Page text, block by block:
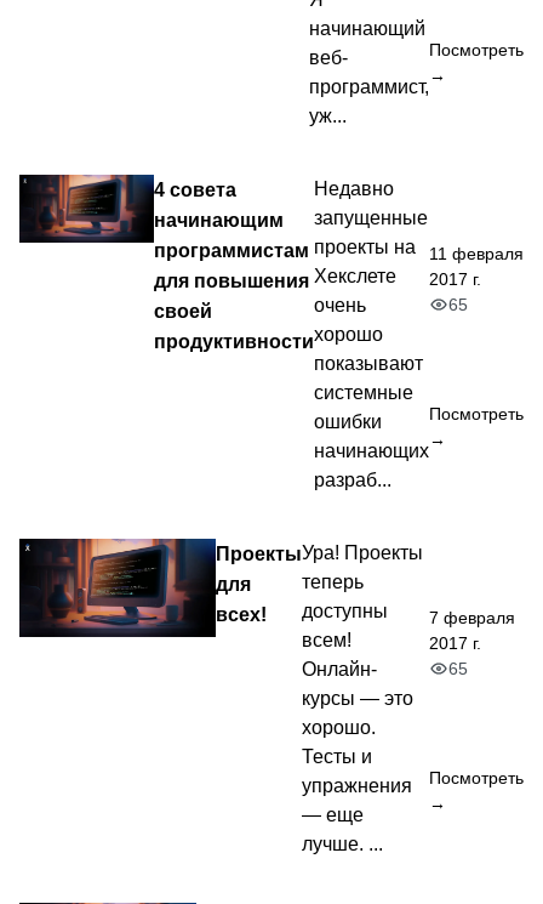
начинающий
веб-
программист,
уж...
Посмотреть
→
4 совета
начинающим
программистам
для повышения
своей
продуктивности
Недавно
запущенные
проекты на
Хекслете
очень
хорошо
показывают
системные
ошибки
начинающих
разраб...
11 февраля
2017 г.
65
Посмотреть
→
Проекты
для
всех!
Ура! Проекты
теперь
доступны
всем!
Онлайн-
курсы — это
хорошо.
Тесты и
упражнения
— еще
лучше. ...
7 февраля
2017 г.
65
Посмотреть
→